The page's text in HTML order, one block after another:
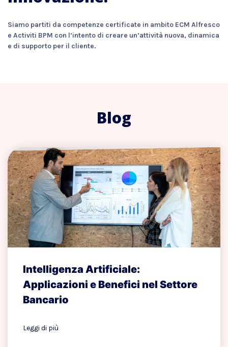
Siamo partiti da competenze certificate in ambito ECM Alfresco
e Activiti BPM con l’intento di creare un’attività nuova, dinamica
e di supporto per il cliente.
Blog
Intelligenza Artificiale:
Applicazioni e Benefici nel Settore
Bancario
Leggi di più